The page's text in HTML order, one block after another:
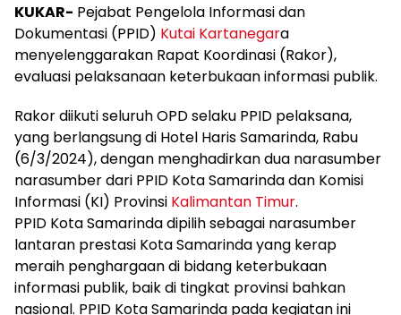
KUKAR- Pejabat Pengelola Informasi dan
Dokumentasi (PPID) Kutai Kartanegara
menyelenggarakan Rapat Koordinasi (Rakor),
evaluasi pelaksanaan keterbukaan informasi publik.
Rakor diikuti seluruh OPD selaku PPID pelaksana,
yang berlangsung di Hotel Haris Samarinda, Rabu
(6/3/2024), dengan menghadirkan dua narasumber
narasumber dari PPID Kota Samarinda dan Komisi
Informasi (KI) Provinsi Kalimantan Timur.
PPID Kota Samarinda dipilih sebagai narasumber
lantaran prestasi Kota Samarinda yang kerap
meraih penghargaan di bidang keterbukaan
informasi publik, baik di tingkat provinsi bahkan
nasional. PPID Kota Samarinda pada kegiatan ini